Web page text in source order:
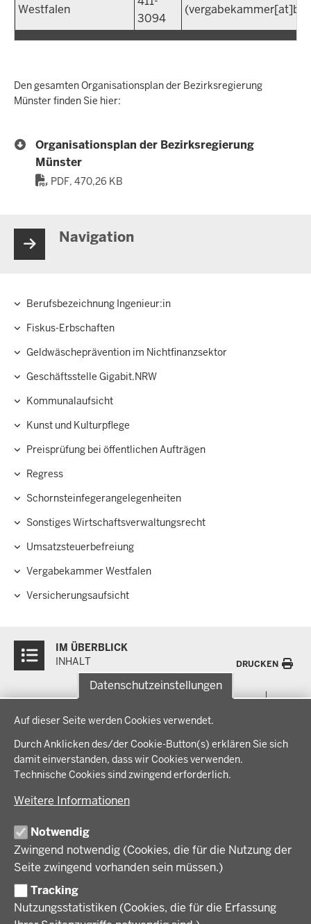
Datenschutzeinstellungen
Auf dieser Seite werden Cookies verwendet.
Durch Anklicken des/der Cookie-Button(s) erklären Sie sich
damit einverstanden, dass wir Cookies verwenden.
Technische Cookies sind zwingend erforderlich.
Weitere Informationen
Notwendig
Zwingend notwendig (Cookies, die für die Nutzung der
Seite zwingend vorhanden sein müssen.)
Tracking
Nutzungsstatistiken (Cookies, die für die Erfassung
Westfalen
3094
Den gesamten Organisationsplan der Bezirksregierung
Münster finden Sie hier:
Organisationsplan der Bezirksregierung
Münster
PDF, 470,26 KB
Navigation
Berufsbezeichnung Ingenieur:in
Fiskus-Erbschaften
Geldwäscheprävention im Nichtfinanzsektor
Geschäftsstelle Gigabit.NRW
Kommunalaufsicht
Kunst und Kulturpflege
Preisprüfung bei öffentlichen Aufträgen
Regress
Schornsteinfegerangelegenheiten
Sonstiges Wirtschaftsverwaltungsrecht
Umsatzsteuerbefreiung
Vergabekammer Westfalen
Versicherungsaufsicht
Inhalte
IM ÜBERBLICK
INHALT
DRUCKEN
Menü
der
Fußzeile
THEMEN
Bauen, Planen und Verkehr
Bildung, Schule und Sport
Regionalplanung und Regionalrat
Wirtschaft, Kultur und Kommunales
IM FOKUS
Energiewende AG
Zusammenarbeit mit den Niederlanden
BEZIRKSREGIERUNG
Regierungsbezirk Münster
Geschichte und Gegenwart
Behördenleitung
Organisation
Förderlotsinnen und Förderlotsen
KARRIERE UND AUSBILDUNG
Stellenangebote
Ausbildung
VERFAHREN UND BEKANNTMACHUNGEN